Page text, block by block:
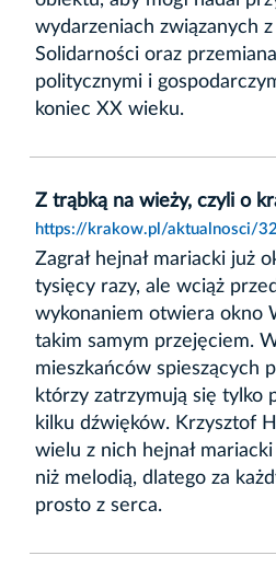
wydarzeniach związanych z
Solidarności oraz
politycznymi i
koniec XX wieku.
Z trąbką na wieży, czyli o
https://krakow.pl/aktualnosci/
Zagrał hejnał mariacki już
tysięcy razy, ale wciąż
wykonaniem otwiera okno
takim samym przejęciem.
mieszkańców spieszących
którzy zatrzymują się tylko
kilku dźwięków. Krzysztof
wielu z nich hejnał
niż melodią, dlatego za
prosto z serca.